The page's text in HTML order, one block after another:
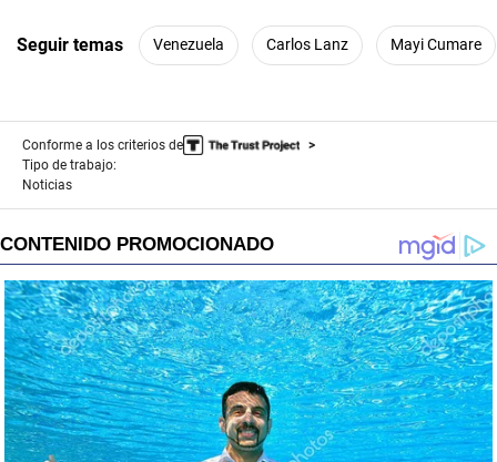
Seguir temas Venezuela Carlos Lanz Mayi Cumare
Conforme a los criterios de
Tipo de trabajo:
Noticias